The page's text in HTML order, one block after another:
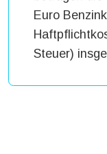
Euro
Steuer)